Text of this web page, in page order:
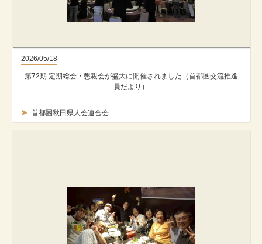
2026/05/18
首都圏秋田県人会連合会
第72期 定期総会・懇親会が盛大に開催されました（首都圏交流推進
員だより）